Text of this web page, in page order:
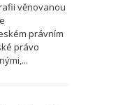
věnovanou
právním
právo